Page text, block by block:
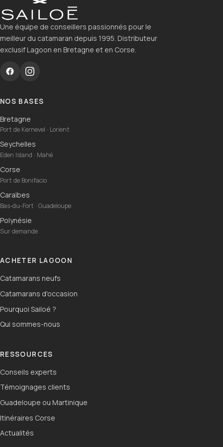
Une équipe de conseillers passionnés pour le
meilleur du catamaran depuis 1995. Distributeur
exclusif Lagoon en Bretagne et en Corse.
NOS BASES
Bretagne
Port de Kernevel · Lorient
Seychelles
Eden Island · Mahé
Corse
Port de Bonifacio
Caraïbes
Bas-du-Fort · Guadeloupe
Polynésie
Sur demande
ACHETER LAGOON
Catamarans neufs
Catamarans d'occasion
Pourquoi Sailoé ?
Qui sommes-nous
RESSOURCES
Conseils experts
Témoignages clients
Guadeloupe ou Martinique
Itinéraires Corse
Actualités